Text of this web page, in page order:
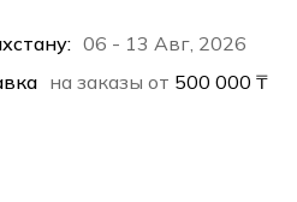
06 - 13 Авг, 2026
на заказы от 500 000 ₸